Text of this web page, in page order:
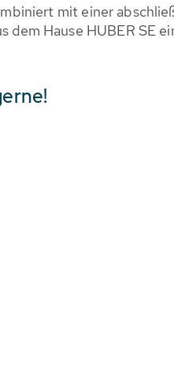
mit einer
dem Hause HUBER SE